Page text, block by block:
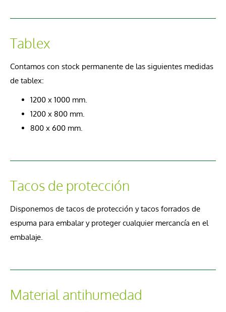
Tablex
Contamos con stock permanente de las siguientes medidas
de tablex:
1200 x 1000 mm.
1200 x 800 mm.
800 x 600 mm.
Tacos de protección
Disponemos de tacos de protección y tacos forrados de
espuma para embalar y proteger cualquier mercancía en el
embalaje.
Material antihumedad